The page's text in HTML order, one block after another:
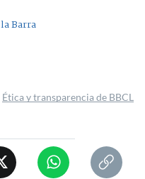
Barra
Ética y transparencia de BBCL